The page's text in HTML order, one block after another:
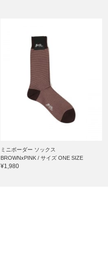
ミニボーダー ソックス
BROWNxPINK / サイズ ONE SIZE
¥1,980